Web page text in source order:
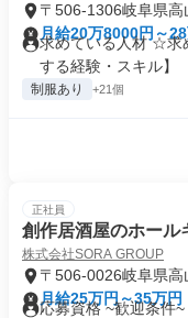
〒506-1306岐阜県高
月給20万8000円～
求めている人材 ☆求
する経験・スキル】
制服あり +21個
正社員
創作居酒屋のホール
株式会社SORA GROUP
〒506-0026岐阜県高
月給25万円～35万円
応募資格 ~歓迎条件